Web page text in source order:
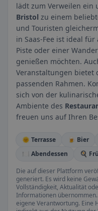
lädt zum Verweilen ein
Bristol zu einem
und Touristen
in Saas-Fee ist ideal
Piste oder einer
genießen möchten.
Veranstaltungen bietet
passenden Rahmen.
sich von der
Ambiente des
freuen uns auf Ihren
🌞 Terrasse 🍺 Bier
🍽️ Abendessen
🍳
Die auf dieser Plattform
generiert. Es wird keine
Vollständigkeit, Aktualität
Informationen
eigene Verantwortung. Eine